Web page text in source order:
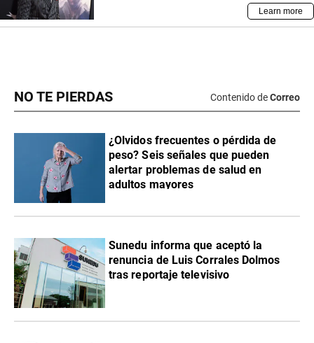
NO TE PIERDAS Contenido deCorreo
¿Olvidos frecuentes o pérdida de
peso? Seis señales que pueden
alertar problemas de salud en
adultos mayores
Sunedu informa que aceptó la
renuncia de Luis Corrales Dolmos
tras reportaje televisivo